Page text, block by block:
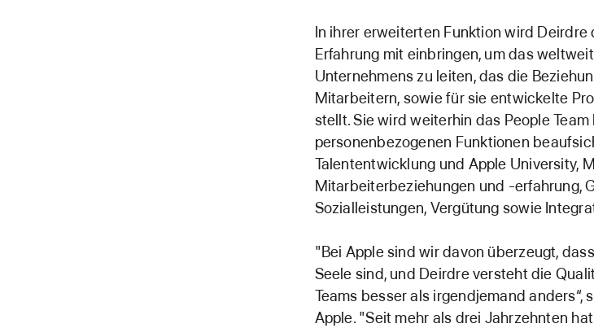
In ihrer erweiterten Funktion wird
Erfahrung mit einbringen, um das
Unternehmens zu leiten, das die
Mitarbeitern, sowie für sie entwickelte
stellt. Sie wird weiterhin das People
personenbezogenen Funktionen
Talententwicklung und Apple University,
Mitarbeiterbeziehungen und -erfahrung,
Sozialleistungen, Vergütung sowie
"Bei Apple sind wir davon überzeugt,
Seele sind, und Deirdre versteht die
Teams besser als irgendjemand anders“,
Apple. "Seit mehr als drei Jahrzehnten